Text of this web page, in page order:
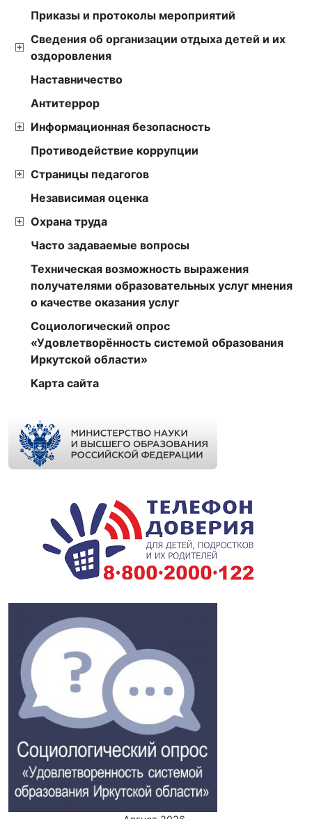
Приказы и протоколы мероприятий
Сведения об организации отдыха детей и их
оздоровления
Наставничество
Антитеррор
Информационная безопасность
Противодействие коррупции
Страницы педагогов
Независимая оценка
Охрана труда
Часто задаваемые вопросы
Техническая возможность выражения
получателями образовательных услуг мнения
о качестве оказания услуг
Социологический опрос
«Удовлетворённость системой образования
Иркутской области»
Карта сайта